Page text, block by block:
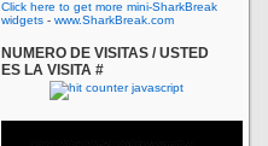
Click here to get more mini-SharkBreak
widgets - www.SharkBreak.com
NUMERO DE VISITAS / USTED
ES LA VISITA #